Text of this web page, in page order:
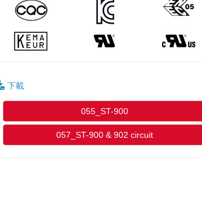
下載
055_ST-900
057_ST-900 & 902 circuit